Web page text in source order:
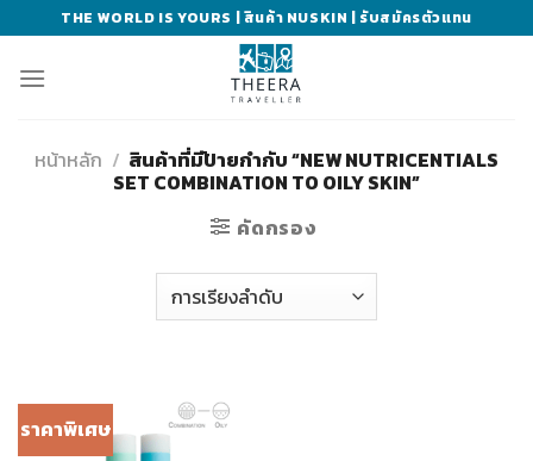
to
content
THE WORLD IS YOURS | สินค้า NUSKIN | รับสมัครตัวแทน
หน้าหลัก / สินค้าที่มีป้ายกำกับ “NEW NUTRICENTIALS
SET COMBINATION TO OILY SKIN”
คัดกรอง
ราคาพิเศษ